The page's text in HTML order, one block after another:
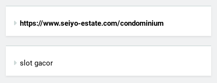
https://www.seiyo-estate.com/condominium
slot gacor